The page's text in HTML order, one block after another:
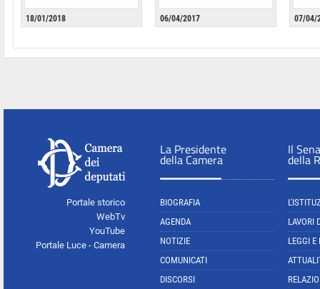
18/01/2018 06/04/2017 07/04/
Portale storico
WebTv
YouTube
Portale Luce - Camera
La Presidente
della Camera
BIOGRAFIA
AGENDA
NOTIZIE
COMUNICATI
DISCORSI
Il
della
LAVORI
LEGGI E